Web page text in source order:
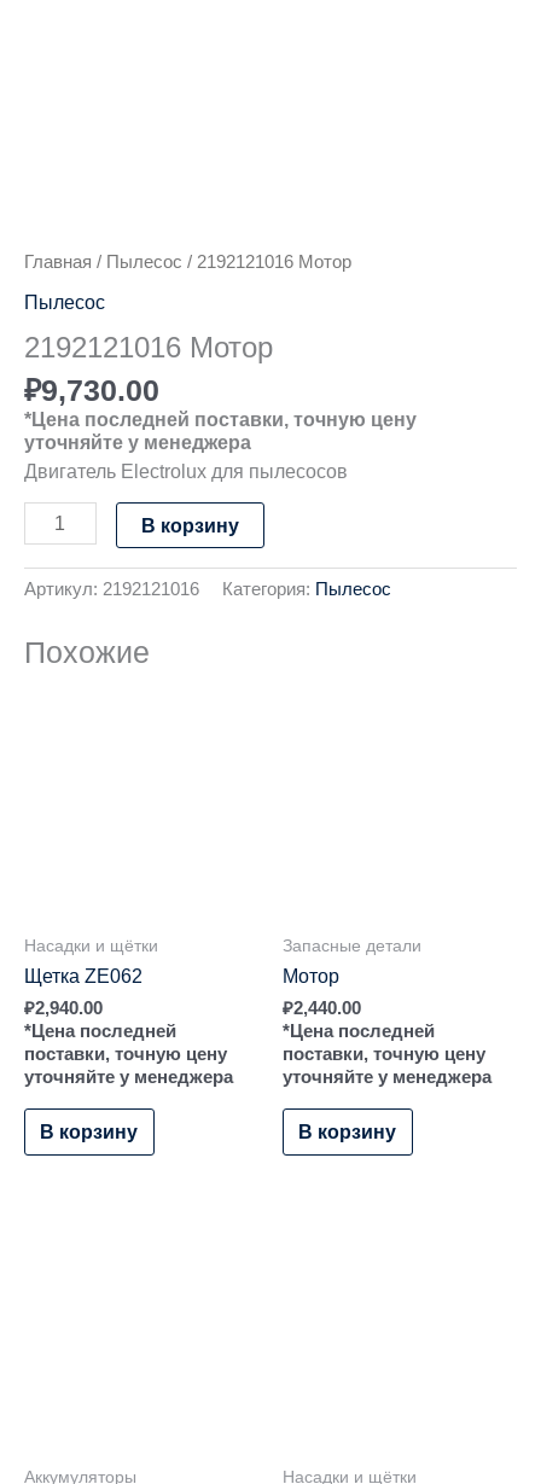
Главная / Пылесос / 2192121016 Мотор
Пылесос
2192121016 Мотор
₽9,730.00
*Цена последней поставки, точную цену
уточняйте у менеджера
Двигатель Electrolux для пылесосов
В корзину
Артикул: 2192121016 Категория: Пылесос
Похожие
Насадки и щётки
Щетка ZE062
₽2,940.00
*Цена последней
поставки, точную цену
уточняйте у менеджера
В корзину
Запасные детали
Мотор
₽2,440.00
*Цена последней
поставки, точную цену
уточняйте у менеджера
В корзину
Аккумуляторы Насадки и щётки